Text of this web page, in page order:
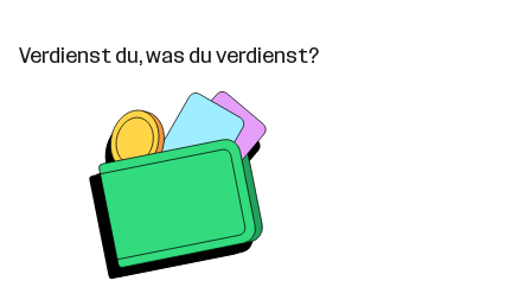
Verdienst du, was du verdienst?